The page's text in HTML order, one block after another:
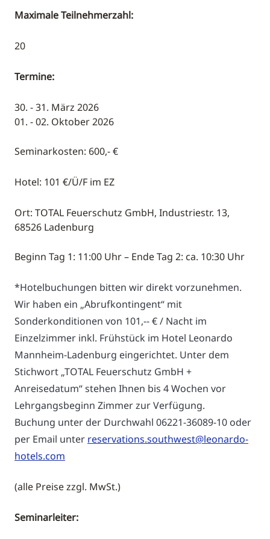
Maximale Teilnehmerzahl:
20
Termine:
30. - 31. März 2026
01. - 02. Oktober 2026
Seminarkosten: 600,- €
Hotel: 101 €/Ü/F im EZ
Ort: TOTAL Feuerschutz GmbH, Industriestr. 13,
68526 Ladenburg
Beginn Tag 1: 11:00 Uhr – Ende Tag 2: ca. 10:30 Uhr
*Hotelbuchungen bitten wir direkt vorzunehmen.
Wir haben ein „Abrufkontingent“ mit
Sonderkonditionen von 101,-- € / Nacht im
Einzelzimmer inkl. Frühstück im Hotel Leonardo
Mannheim-Ladenburg eingerichtet. Unter dem
Stichwort „TOTAL Feuerschutz GmbH +
Anreisedatum“ stehen Ihnen bis 4 Wochen vor
Lehrgangsbeginn Zimmer zur Verfügung.
Buchung unter der Durchwahl 06221-36089-10 oder
per Email unter reservations.southwest@leonardo-
hotels.com
(alle Preise zzgl. MwSt.)
Seminarleiter: